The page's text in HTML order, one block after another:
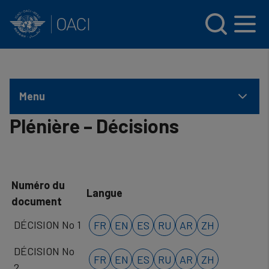
Menu
Plénière – Décisions
Numéro du
document
Langue
DÉCISION No 1 FR EN ES RU AR
ZH
DÉCISION No
FR EN ES RU AR ZH